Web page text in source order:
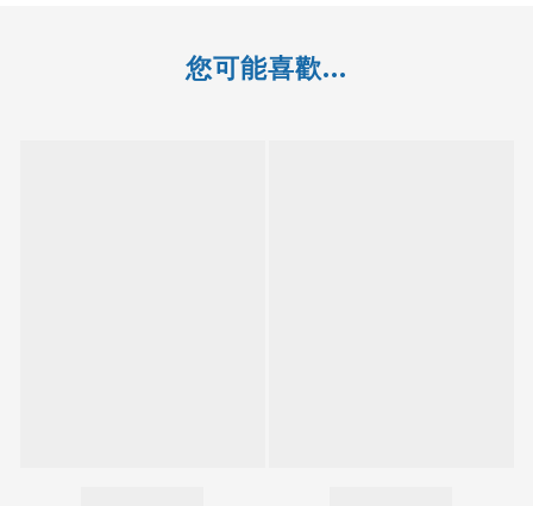
您可能喜歡...